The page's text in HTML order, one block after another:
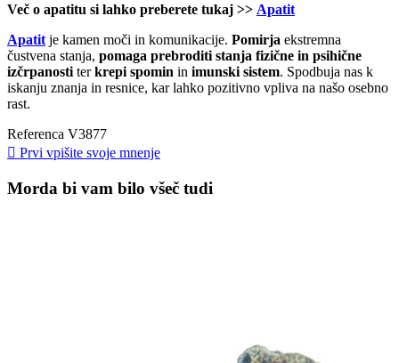
Več o apatitu si lahko preberete tukaj >> Apatit
Apatit je kamen moči in komunikacije. Pomirja ekstremna
čustvena stanja, pomaga prebroditi stanja fizične in psihične
izčrpanosti terkrepi spomin in imunski sistem. Spodbuja nas k
iskanju znanja in resnice, kar lahko pozitivno vpliva na našo osebno
rast.
Referenca V3877
 Prvi vpišite svoje mnenje
Morda bi vam bilo všeč tudi